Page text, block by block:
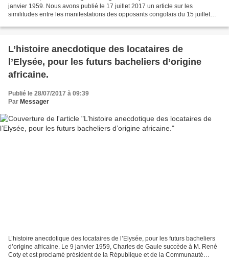
janvier 1959. Nous avons publié le 17 juillet 2017 un article sur les
similitudes entre les manifestations des opposants congolais du 15 juillet
L’histoire anecdotique des locataires de
l’Elysée, pour les futurs bacheliers d’origine
africaine.
Publié le 28/07/2017 à 09:39
Par Messager
L’histoire anecdotique des locataires de l’Elysée, pour les futurs bacheliers
d’origine africaine. Le 9 janvier 1959, Charles de Gaule succède à M. René
Coty et est proclamé président de la République et de la Communauté